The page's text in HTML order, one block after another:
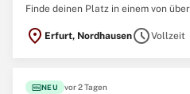
Finde deinen Platz in einem von
Deutschen Bahn. Wir bieten Profis
Jobs mit Zukunftsperspektiven.
location_on Erfurt, NordhausenscheduleVollzeit
fiber_newNEU vor 2 Tagen